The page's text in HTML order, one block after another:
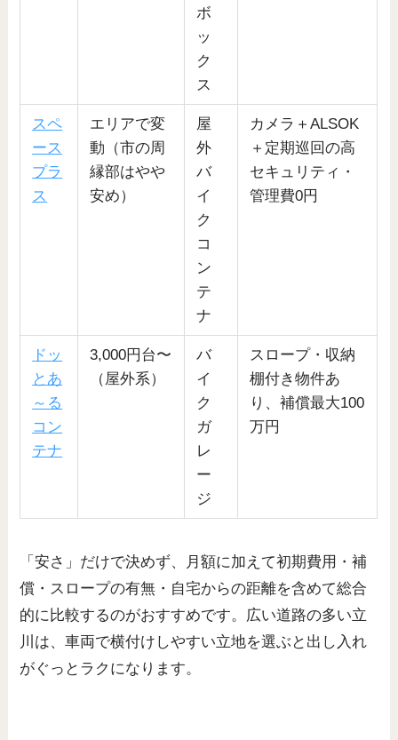
ボ
ッ
ク
ス
スペ
ース
プラ
ス
エリアで変
動（市の周
縁部はやや
安め）
屋
外
バ
イ
ク
コ
ン
テ
ナ
カメラ＋ALSOK
＋定期巡回の高
セキュリティ・
管理費0円
ドッ
とあ
～る
コン
テナ
3,000円台〜
（屋外系）
バ
イ
ク
ガ
レ
ー
ジ
スロープ・収納
棚付き物件あ
り、補償最大100
万円
「安さ」だけで決めず、月額に加えて初期費用・補
償・スロープの有無・自宅からの距離を含めて総合
的に比較するのがおすすめです。広い道路の多い立
川は、車両で横付けしやすい立地を選ぶと出し入れ
がぐっとラクになります。